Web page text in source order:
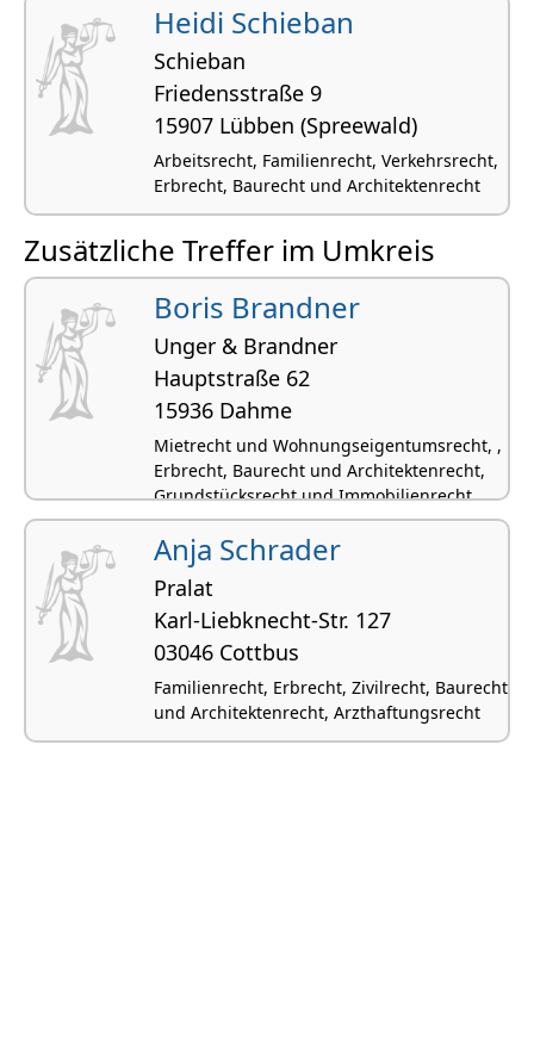
Heidi Schieban
Schieban
Friedens­straße 9
15907 Lübben (Spreewald)
Arbeitsrecht, Familienrecht, Verkehrsrecht,
Erbrecht, Baurecht und Architektenrecht
Zusätzliche Treffer im Umkreis
Boris Brandner
Unger & Brandner
Hauptstraße 62
15936 Dahme
Mietrecht und Wohnungseigentumsrecht, ,
Erbrecht, Baurecht und Architektenrecht,
Grundstücksrecht und Immobilienrecht
Anja Schrader
Pralat
Karl-Liebknecht-Str. 127
03046 Cottbus
Familienrecht, Erbrecht, Zivilrecht, Baurecht
und Architektenrecht, Arzthaftungsrecht